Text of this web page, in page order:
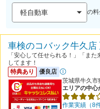
の
車検のコバック牛久店
「安心して任せられる！」「ま
してます！
特典あり
優良店
茨城県牛久市
エリアの中心
作業実績（8件